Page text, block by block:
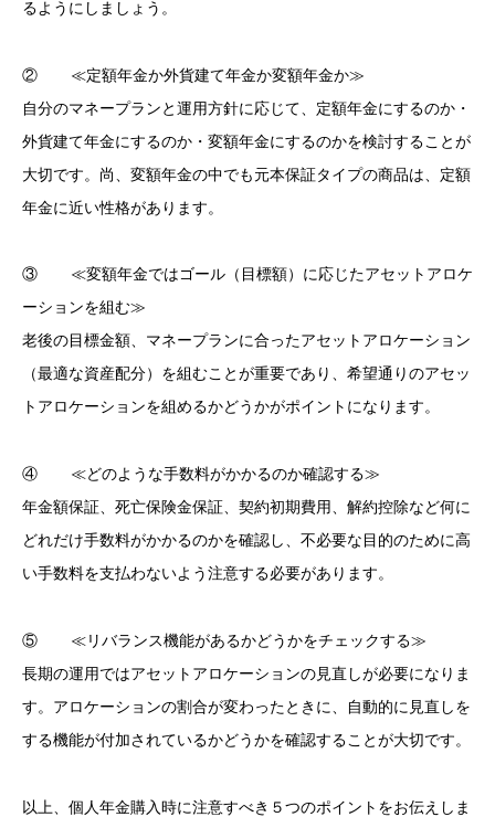
るようにしましょう。
② ≪定額年金か外貨建て年金か変額年金か≫
自分のマネープランと運用方針に応じて、定額年金にするのか・
外貨建て年金にするのか・変額年金にするのかを検討することが
大切です。尚、変額年金の中でも元本保証タイプの商品は、定額
年金に近い性格があります。
③ ≪変額年金ではゴール（目標額）に応じたアセットアロケ
ーションを組む≫
老後の目標金額、マネープランに合ったアセットアロケーション
（最適な資産配分）を組むことが重要であり、希望通りのアセッ
トアロケーションを組めるかどうかがポイントになります。
④ ≪どのような手数料がかかるのか確認する≫
年金額保証、死亡保険金保証、契約初期費用、解約控除など何に
どれだけ手数料がかかるのかを確認し、不必要な目的のために高
い手数料を支払わないよう注意する必要があります。
⑤ ≪リバランス機能があるかどうかをチェックする≫
長期の運用ではアセットアロケーションの見直しが必要になりま
す。アロケーションの割合が変わったときに、自動的に見直しを
する機能が付加されているかどうかを確認することが大切です。
以上、個人年金購入時に注意すべき５つのポイントをお伝えしま